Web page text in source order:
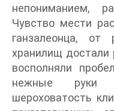
непониманием,
Чувство мести
ганзалеонца,
хранилищ достали
восполняли
нежные руки
шероховатость